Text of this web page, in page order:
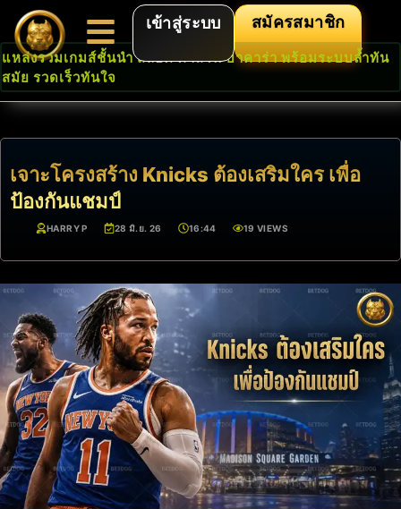
เข้าสู่ระบบ สมัครสมาชิก
แหล่งรวมเกมส์ชั้นนำ สล็อต คาสิโน บาคาร่า พร้อมระบบล้ำทัน
สมัย รวดเร็วทันใจ
เจาะโครงสร้าง Knicks ต้องเสริมใคร เพื่อ
ป้องกันแชมป์
HARRY P 28 มิ.ย. 26 16:44 19 VIEWS